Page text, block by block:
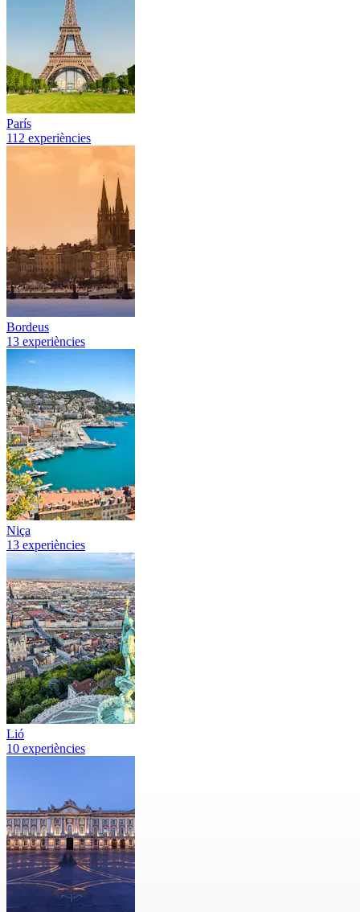
París
112 experiències
Bordeus
13 experiències
Niça
13 experiències
Lió
10 experiències